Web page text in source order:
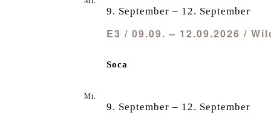
E3 / 09.09. – 12.09.2026 /
9. September – 12. September
Soca
Mi.
9. September – 12. September